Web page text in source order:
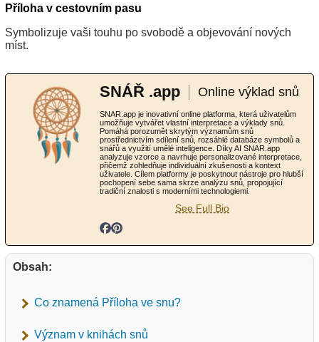
Příloha v cestovním pasu
Symbolizuje vaši touhu po svobodě a objevování nových
míst.
SNÁŘ .app Online výklad snů
SNAR.app je inovativní online platforma, která uživatelům
umožňuje vytvářet vlastní interpretace a výklady snů.
Pomáhá porozumět skrytým významům snů
prostřednictvím sdílení snů, rozsáhlé databáze symbolů a
snářů a využití umělé inteligence. Díky AI SNAR.app
analyzuje vzorce a navrhuje personalizované interpretace,
přičemž zohledňuje individuální zkušenosti a kontext
uživatele. Cílem platformy je poskytnout nástroje pro hlubší
pochopení sebe sama skrze analýzu snů, propojující
tradiční znalosti s moderními technologiemi.
See Full Bio
Obsah:
Co znamená Příloha ve snu?
Význam v knihách snů